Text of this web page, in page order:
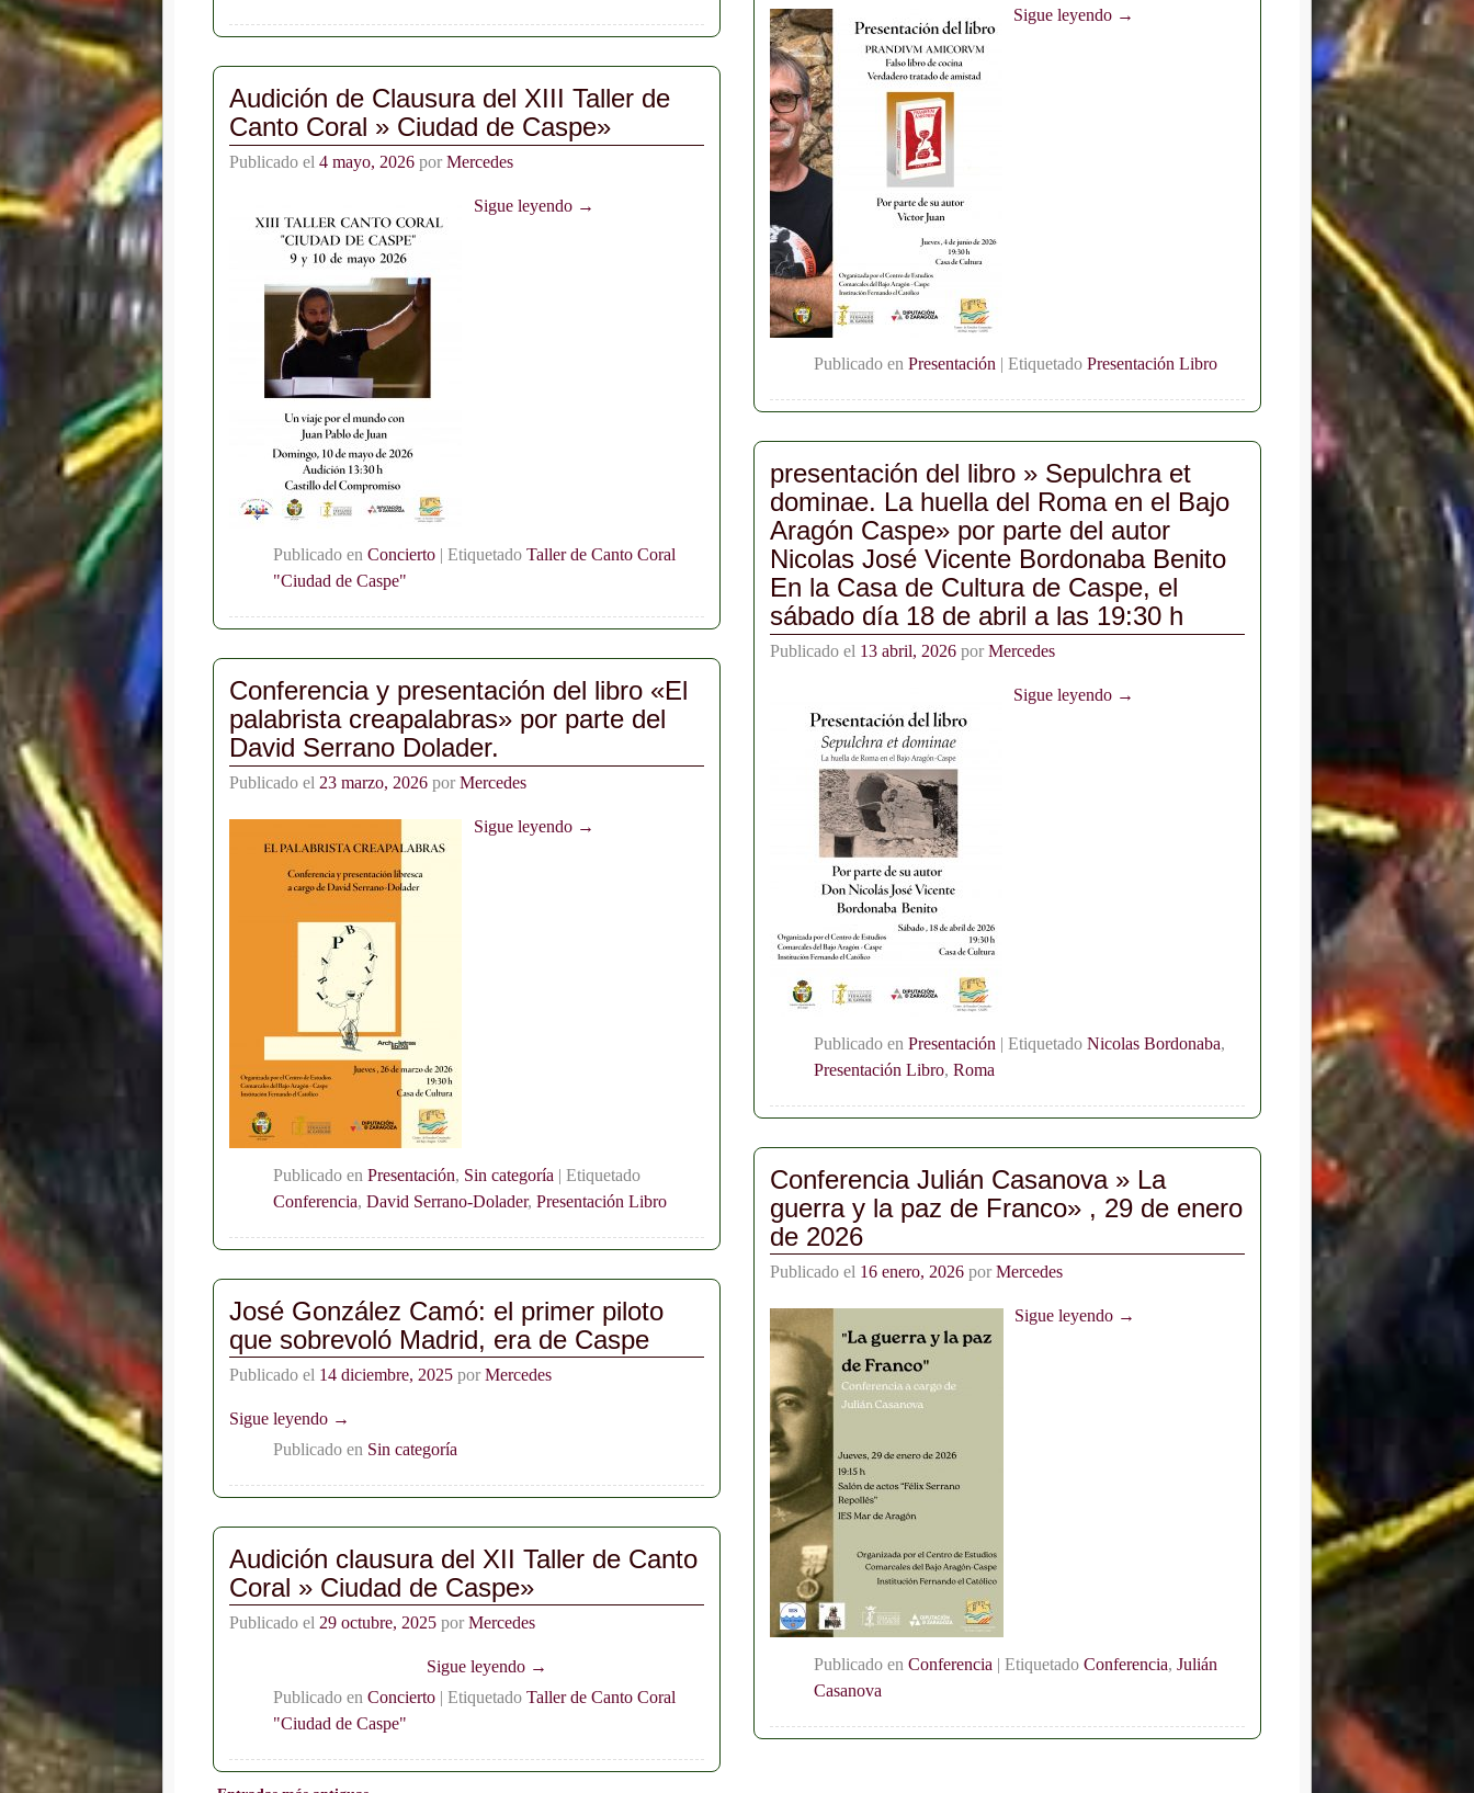
Sigue leyendo →
Publicado en Presentación | Etiquetado Presentación Libro
Audición de Clausura del XIII Taller de
Canto Coral » Ciudad de Caspe»
Publicado el4 mayo, 2026 porMercedes
Sigue leyendo →
Publicado en Concierto |Etiquetado Taller de Canto Coral
"Ciudad de Caspe"
presentación del libro » Sepulchra et
dominae. La huella del Roma en el Bajo
Aragón Caspe» por parte del autor
Nicolas José Vicente Bordonaba Benito
En la Casa de Cultura de Caspe, el
sábado día 18 de abril a las 19:30 h
Publicado el 13 abril, 2026 por Mercedes
Sigue leyendo →
Publicado en Presentación | Etiquetado Nicolas Bordonaba,
Presentación Libro, Roma
Conferencia y presentación del libro «El
palabrista creapalabras» por parte del
David Serrano Dolader.
Publicado el 23 marzo, 2026 porMercedes
Sigue leyendo →
Publicado en Presentación, Sin categoría |Etiquetado
Conferencia,David Serrano-Dolader,Presentación Libro
Conferencia Julián Casanova » La
guerra y la paz de Franco» , 29 de enero
de 2026
Publicado el 16 enero, 2026 por Mercedes
Sigue leyendo →
Publicado en Conferencia | Etiquetado Conferencia, Julián
Casanova
José González Camó: el primer piloto
que sobrevoló Madrid, era de Caspe
Publicado el 14 diciembre, 2025 porMercedes
Sigue leyendo →
Publicado en Sin categoría
Audición clausura del XII Taller de Canto
Coral » Ciudad de Caspe»
Publicado el 29 octubre, 2025 porMercedes
Sigue leyendo →
Publicado en Concierto |Etiquetado Taller de Canto Coral
"Ciudad de Caspe"